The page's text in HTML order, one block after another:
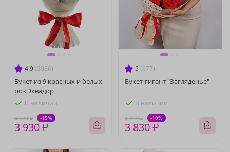
4.9 (3086)
Букет из 9 красных и белых
роз Эквадор
В наличии
4 620 ₽ -15%
3 930 ₽
5 (677)
Букет-гигант "Загляденье"
В наличии
4 260 ₽ -10%
3 830 ₽